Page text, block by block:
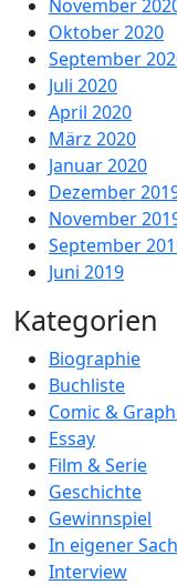
November
Oktober 2020
September
Juli 2020
April 2020
März 2020
Januar 2020
Dezember
November
September
Juni 2019
Kategorien
Biographie
Buchliste
Comic &
Essay
Film & Serie
Geschichte
Gewinnspiel
In eigener
Interview